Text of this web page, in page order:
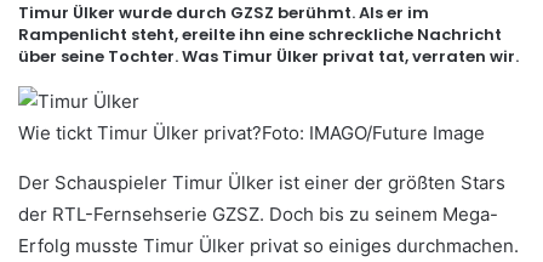
Timur Ülker wurde durch GZSZ berühmt. Als er im
Rampenlicht steht, ereilte ihn eine schreckliche Nachricht
über seine Tochter. Was Timur Ülker privat tat, verraten wir.
Wie tickt Timur Ülker privat?Foto: IMAGO/Future Image
Der Schauspieler Timur Ülker ist einer der größten Stars
der RTL-Fernsehserie GZSZ. Doch bis zu seinem Mega-
Erfolg musste Timur Ülker privat so einiges durchmachen.